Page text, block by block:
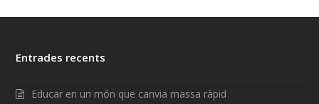
Entrades recents
Educar en un món que canvia massa ràpid